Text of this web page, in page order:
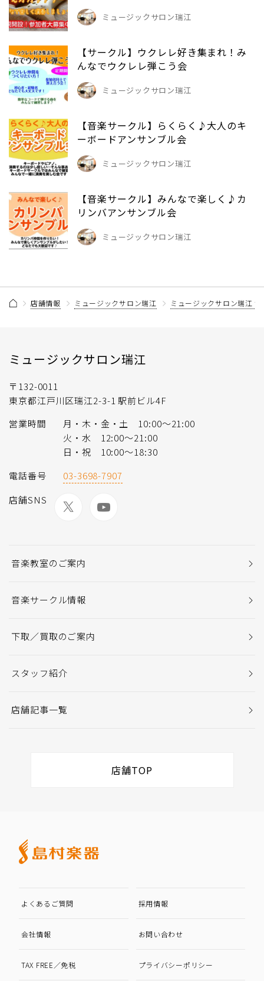
ミュージックサロン瑞江
【サークル】ウクレレ好き集まれ！み
んなでウクレレ弾こう会
ミュージックサロン瑞江
【音楽サークル】らくらく♪大人のキ
ーボードアンサンブル会
ミュージックサロン瑞江
【音楽サークル】みんなで楽しく♪カ
リンバアンサンブル会
ミュージックサロン瑞江
店舗情報 ミュージックサロン瑞江 ミュージックサロン瑞江
ミュージックサロン瑞江
〒132-0011
東京都江戸川区瑞江2-3-1 駅前ビル4F
営業時間
月・木・金・土 10:00～21:00
火・水 12:00～21:00
日・祝 10:00～18:30
電話番号
03-3698-7907
店舗SNS
音楽教室のご案内
音楽サークル情報
下取／買取のご案内
スタッフ紹介
店舗記事一覧
店舗TOP
よくあるご質問 採用情報
会社情報 お問い合わせ
TAX FREE／免税 プライバシーポリシー